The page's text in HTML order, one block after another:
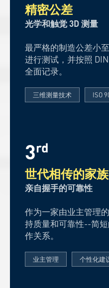
精密公差
光学和触觉 3D 测量
最严格的制造公差小
进行测试，并按照
全面记录。
三维测量技术 ISO
3rd
世代相传的家
亲自握手的可靠性
作为一家由业主管理
持质量和可靠性--简
作关系。
业主管理 个性化建